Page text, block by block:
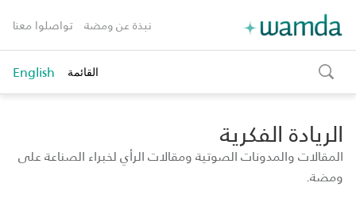
نبذة عن ومضة تواصلوا معنا
toggle
search
القائمة English
الريادة الفكرية
المقالات والمدونات الصوتية ومقالات الرأي لخبراء الصناعة على
ومضة.